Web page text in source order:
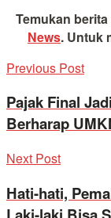
Temukan
News. Untuk
Previous Post
Pajak Final
Berharap
Next Post
Hati-hati,